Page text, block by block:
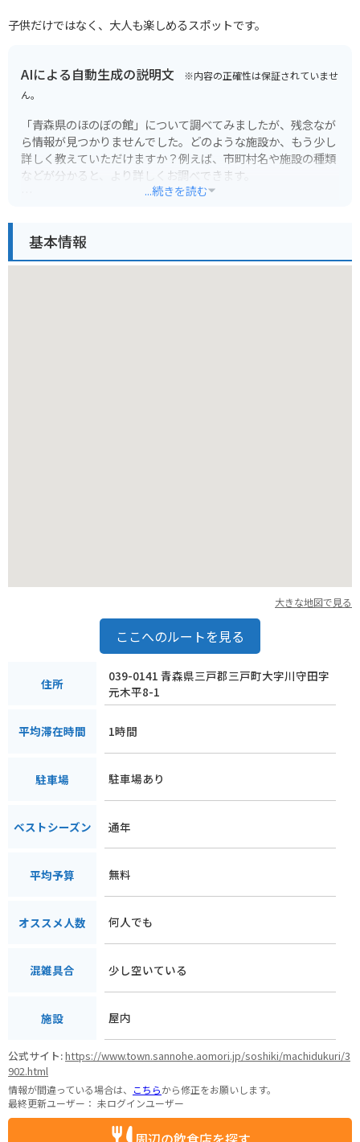
子供だけではなく、大人も楽しめるスポットです。
AIによる自動生成の説明文 ※内容の正確性は保証されていませ
ん。
「青森県のほのぼの館」について調べてみましたが、残念なが
ら情報が見つかりませんでした。どのような施設か、もう少し
詳しく教えていただけますか？例えば、市町村名や施設の種類
などが分かると、より詳しくお調べできます。
詳細な情報があれば、青森県内の観光スポットについて、より
...続きを読む
基本情報
大きな地図で見る
ここへのルートを見る
住所
039-0141 青森県三戸郡三戸町大字川守田字
元木平8-1
平均滞在時間 1時間
駐車場 駐車場あり
ベストシーズン 通年
平均予算 無料
オススメ人数 何人でも
混雑具合 少し空いている
施設 屋内
公式サイト:https://www.town.sannohe.aomori.jp/soshiki/machidukuri/3
902.html
情報が間違っている場合は、 こちらから修正をお願いします。
最終更新ユーザー： 未ログインユーザー